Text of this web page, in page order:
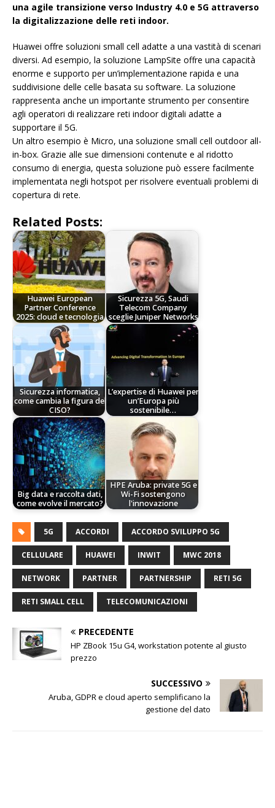
una agile transizione verso Industry 4.0 e 5G attraverso
la digitalizzazione delle reti indoor.
Huawei offre soluzioni small cell adatte a una vastità di scenari
diversi. Ad esempio, la soluzione LampSite offre una capacità
enorme e supporto per un’implementazione rapida e una
suddivisione delle celle basata su software. La soluzione
rappresenta anche un importante strumento per consentire
agli operatori di realizzare reti indoor digitali adatte a
supportare il 5G.
Un altro esempio è Micro, una soluzione small cell outdoor all-
in-box. Grazie alle sue dimensioni contenute e al ridotto
consumo di energia, questa soluzione può essere facilmente
implementata negli hotspot per risolvere eventuali problemi di
copertura di rete.
Related Posts:
Huawei European
Partner Conference
2025: cloud e tecnologia
Sicurezza 5G, Saudi
Telecom Company
sceglie Juniper Networks
Sicurezza informatica,
come cambia la figura del
CISO?
L’expertise di Huawei per
un’Europa più
sostenibile…
Big data e raccolta dati,
come evolve il mercato?
HPE Aruba: private 5G e
Wi-Fi sostengono
l'innovazione
5G ACCORDI ACCORDO SVILUPPO 5G
CELLULARE HUAWEI INWIT MWC 2018
NETWORK PARTNER PARTNERSHIP RETI 5G
RETI SMALL CELL TELECOMUNICAZIONI
PRECEDENTE
HP ZBook 15u G4, workstation potente al giusto
prezzo
SUCCESSIVO
Aruba, GDPR e cloud aperto semplificano la
gestione del dato